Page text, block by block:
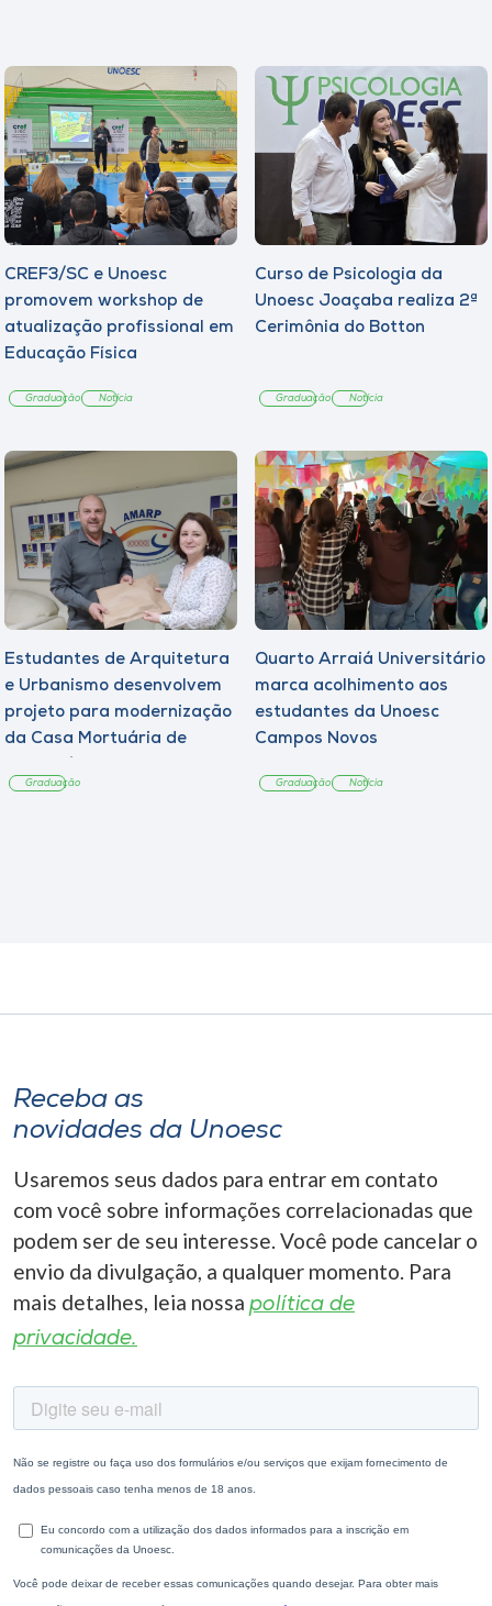
CREF3/SC e Unoesc
promovem workshop de
atualização profissional em
Educação Física
Graduação Notícia
Curso de Psicologia da
Unoesc Joaçaba realiza 2ª
Cerimônia do Botton
Graduação Notícia
Estudantes de Arquitetura
e Urbanismo desenvolvem
projeto para modernização
da Casa Mortuária de
Graduação
Quarto Arraiá Universitário
marca acolhimento aos
estudantes da Unoesc
Campos Novos
Graduação Notícia
Receba as
novidades da Unoesc
Usaremos seus dados para entrar em contato
com você sobre informações correlacionadas que
podem ser de seu interesse. Você pode cancelar o
envio da divulgação, a qualquer momento. Para
mais detalhes, leia nossa política de
privacidade.